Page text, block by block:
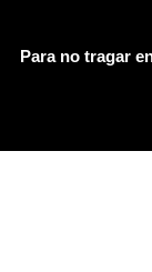
Para no tragar